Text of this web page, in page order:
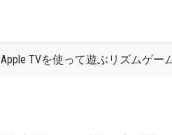
Apple TVを使って遊ぶリズムゲー